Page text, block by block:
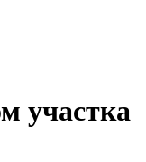
участка